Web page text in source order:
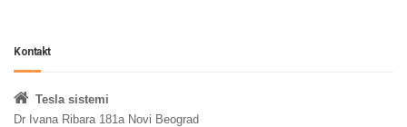
Kontakt
Tesla sistemi
Dr Ivana Ribara 181a Novi Beograd